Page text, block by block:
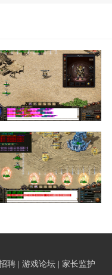
聘 | 游戏论坛 | 家长监护